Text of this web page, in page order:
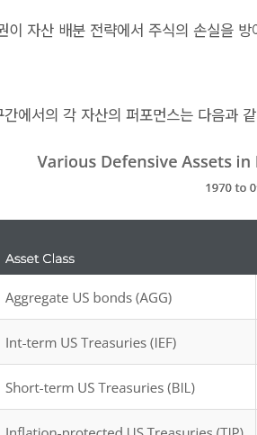
이 자산 배분 전략에서 주식의 손실을
에서의 각 자산의 퍼포먼스는 다음과